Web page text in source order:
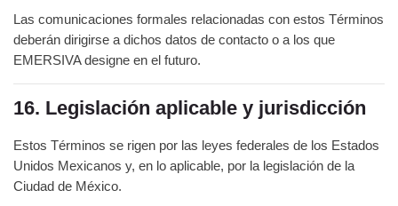
Las comunicaciones formales relacionadas con estos Términos
deberán dirigirse a dichos datos de contacto o a los que
EMERSIVA designe en el futuro.
16. Legislación aplicable y jurisdicción
Estos Términos se rigen por las leyes federales de los Estados
Unidos Mexicanos y, en lo aplicable, por la legislación de la
Ciudad de México.